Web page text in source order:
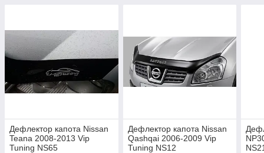
Дефлектор капота Nissan
Teana 2008-2013 Vip
Tuning NS65
Дефлектор капота Nissan
Qashqai 2006-2009 Vip
Tuning NS12